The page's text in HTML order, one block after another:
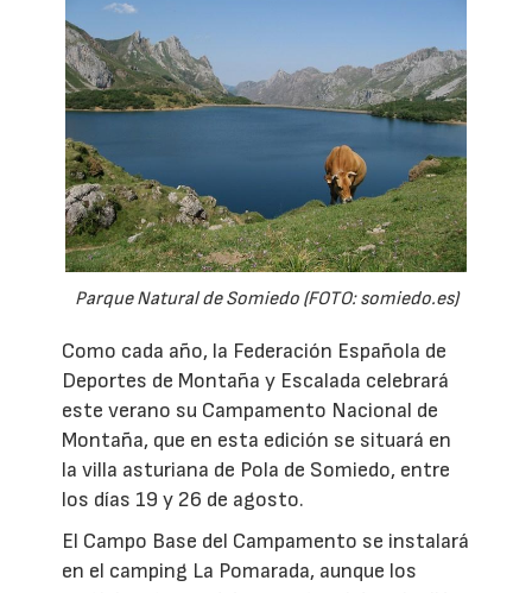
Parque Natural de Somiedo (FOTO: somiedo.es)
Como cada año, la Federación Española de
Deportes de Montaña y Escalada celebrará
este verano su Campamento Nacional de
Montaña, que en esta edición se situará en
la villa asturiana de Pola de Somiedo, entre
los días 19 y 26 de agosto.
El Campo Base del Campamento se instalará
en el camping La Pomarada, aunque los